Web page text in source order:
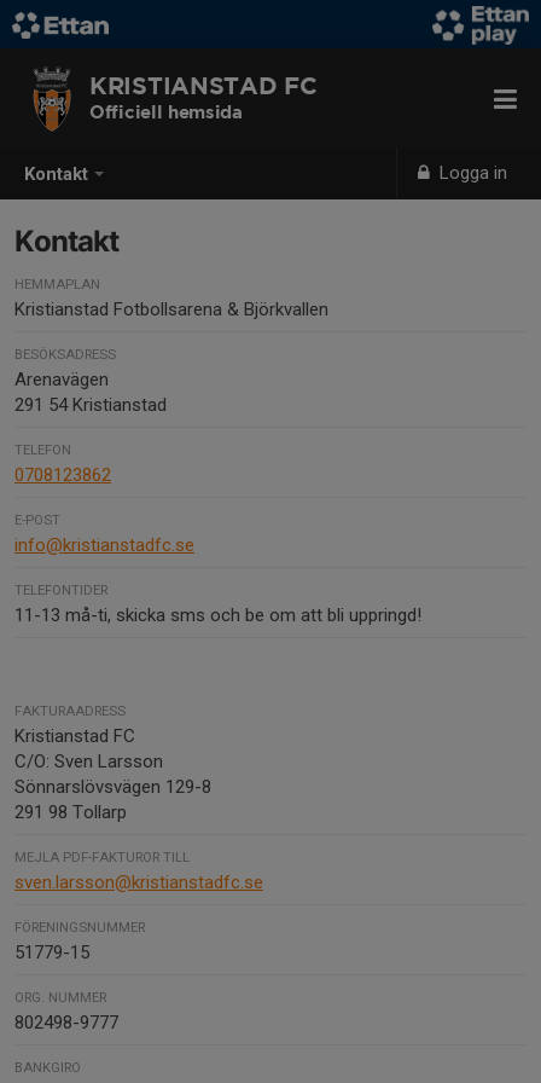
Kontakt Logga in
KRISTIANSTAD FC
Officiell hemsida
Kontakt
HEMMAPLAN
Kristianstad Fotbollsarena & Björkvallen
BESÖKSADRESS
Arenavägen
291 54 Kristianstad
TELEFON
0708123862
E-POST
info@kristianstadfc.se
TELEFONTIDER
11-13 må-ti, skicka sms och be om att bli uppringd!
FAKTURAADRESS
Kristianstad FC
C/O: Sven Larsson
Sönnarslövsvägen 129-8
291 98 Tollarp
MEJLA PDF-FAKTUROR TILL
sven.larsson@kristianstadfc.se
FÖRENINGSNUMMER
51779-15
ORG. NUMMER
802498-9777
BANKGIRO